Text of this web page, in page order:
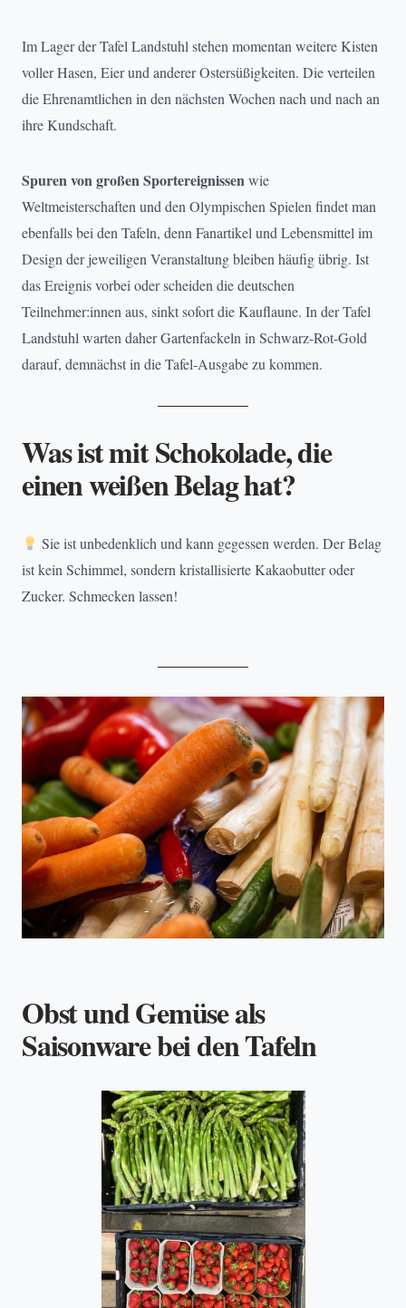
Im Lager der Tafel Landstuhl stehen momentan weitere Kisten
voller Hasen, Eier und anderer Ostersüßigkeiten. Die verteilen
die Ehrenamtlichen in den nächsten Wochen nach und nach an
ihre Kundschaft.
Spuren von großen Sportereignissenwie
Weltmeisterschaften und den Olympischen Spielen findet man
ebenfalls bei den Tafeln, denn Fanartikel und Lebensmittel im
Design der jeweiligen Veranstaltung bleiben häufig übrig. Ist
das Ereignis vorbei oder scheiden die deutschen
Teilnehmer:innen aus, sinkt sofort die Kauflaune. In der Tafel
Landstuhl warten daher Gartenfackeln in Schwarz-Rot-Gold
darauf, demnächst in die Tafel-Ausgabe zu kommen.
Was ist mit Schokolade, die
einen weißen Belag hat?
Sie ist unbedenklich und kann gegessen werden. Der Belag
ist kein Schimmel, sondern kristallisierte Kakaobutter oder
Zucker. Schmecken lassen!
Obst und Gemüse als
Saisonware bei den Tafeln